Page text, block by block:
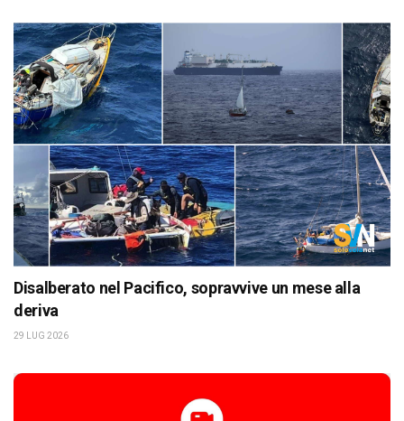
Disalberato nel Pacifico, sopravvive un mese alla
deriva
29 LUG 2026